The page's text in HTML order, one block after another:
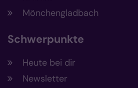
Mönchengladbach
Schwerpunkte
Heute bei dir
Newsletter